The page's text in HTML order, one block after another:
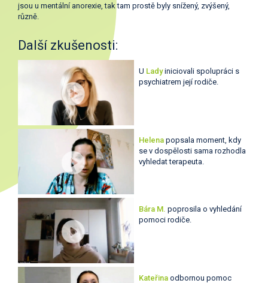
jsou u mentální anorexie, tak tam prostě byly snížený, zvýšený,
různě.
Další zkušenosti:
U Ladyiniciovali spolupráci s
psychiatrem její rodiče.
Helena popsala moment, kdy
se v dospělosti sama rozhodla
vyhledat terapeuta.
Bára M. poprosila o vyhledání
pomoci rodiče.
Kateřina odbornou pomoc